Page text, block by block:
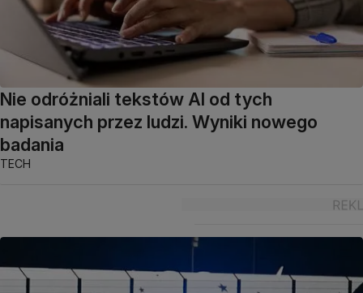
Nie odróżniali tekstów AI od tych
napisanych przez ludzi. Wyniki nowego
badania
TECH